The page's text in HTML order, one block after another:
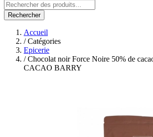
Rechercher
Accueil
/Catégories
Epicerie
/Chocolat noir Force Noire 50% de
CACAO BARRY